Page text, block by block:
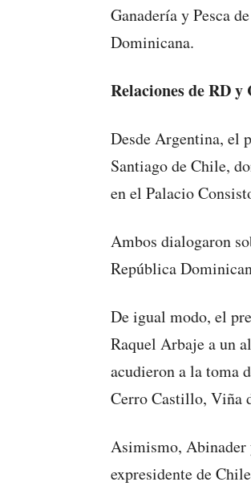
Ganadería y Pesca
Dominicana.
Relaciones de RD y
Desde Argentina, el
Santiago de Chile,
en el Palacio
Ambos dialogaron
República
De igual modo, el
Raquel Arbaje a un
acudieron a la toma
Cerro Castillo, Viña
Asimismo, Abinader
expresidente de